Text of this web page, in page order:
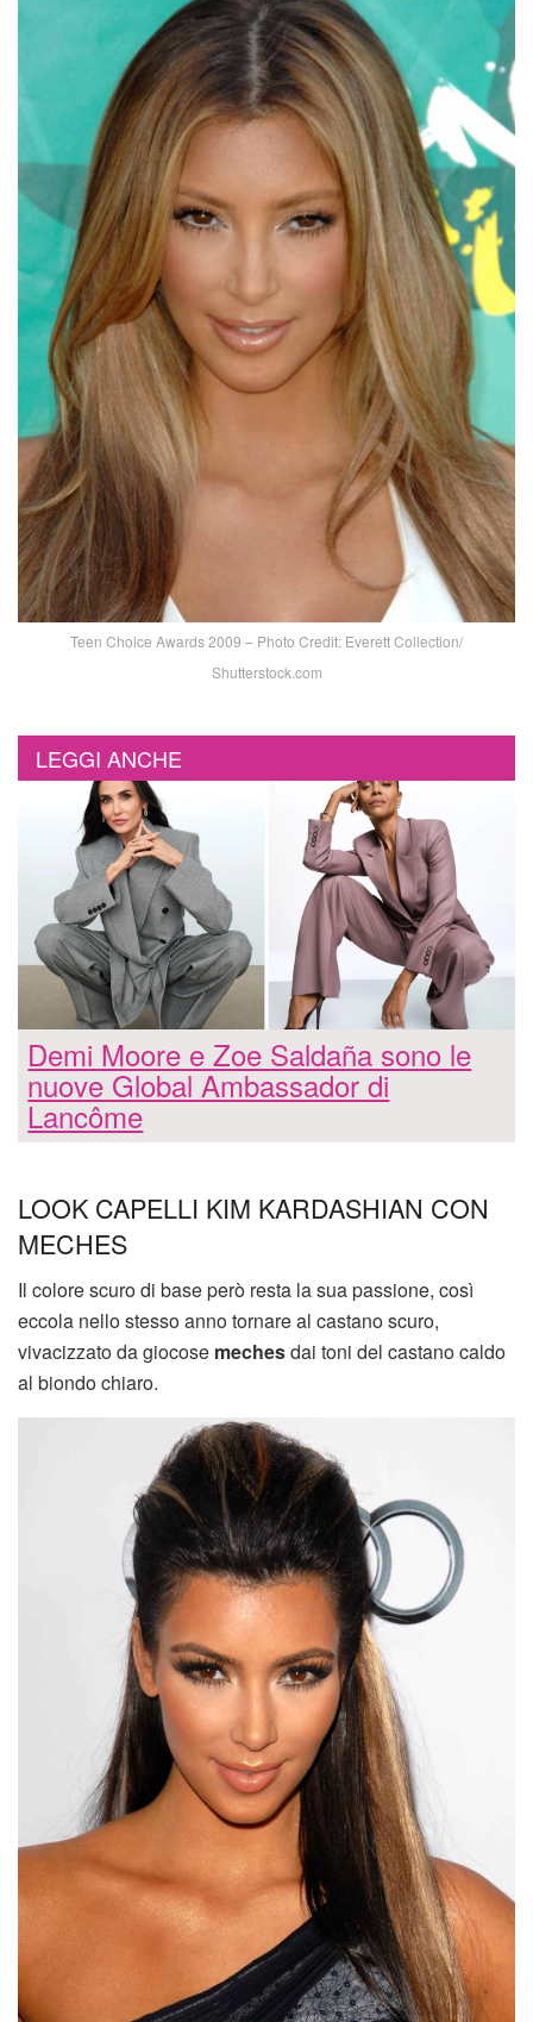
Teen Choice Awards 2009 – Photo Credit: Everett Collection/
Shutterstock.com
LEGGI ANCHE
Demi Moore e Zoe Saldaña sono le
nuove Global Ambassador di
Lancôme
LOOK CAPELLI KIM KARDASHIAN CON
MECHES
Il colore scuro di base però resta la sua passione, così
eccola nello stesso anno tornare al castano scuro,
vivacizzato da giocose mechesdai toni del castano caldo
al biondo chiaro.